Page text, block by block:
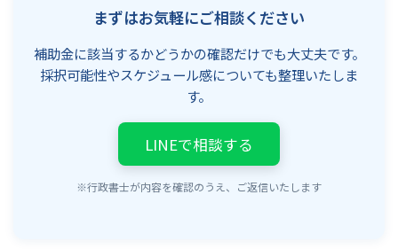
まずはお気軽にご相談ください
補助金に該当するかどうかの確認だけでも大丈夫です。
採択可能性やスケジュール感についても整理いたしま
す。
LINEで相談する
※行政書士が内容を確認のうえ、ご返信いたします